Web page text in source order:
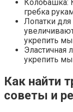
Колобашка:
гребка
Лопатки для
укрепить
Эластичная
укрепить
Как найти
советы и